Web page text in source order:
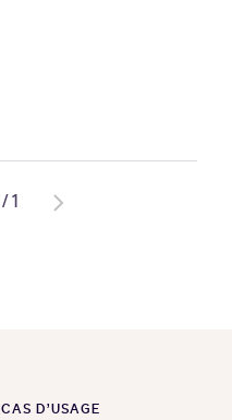
/1
Go
CAS D’USAGE